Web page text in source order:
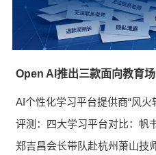
评测：四大学习平台对比：帆书
郑吉昌会长带队赴杭州萧山技